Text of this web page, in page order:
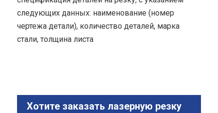
следующих данных: наименование (номер
чертежа детали), количество деталей, марка
стали, толщина листа
Хотите заказать лазерную резку